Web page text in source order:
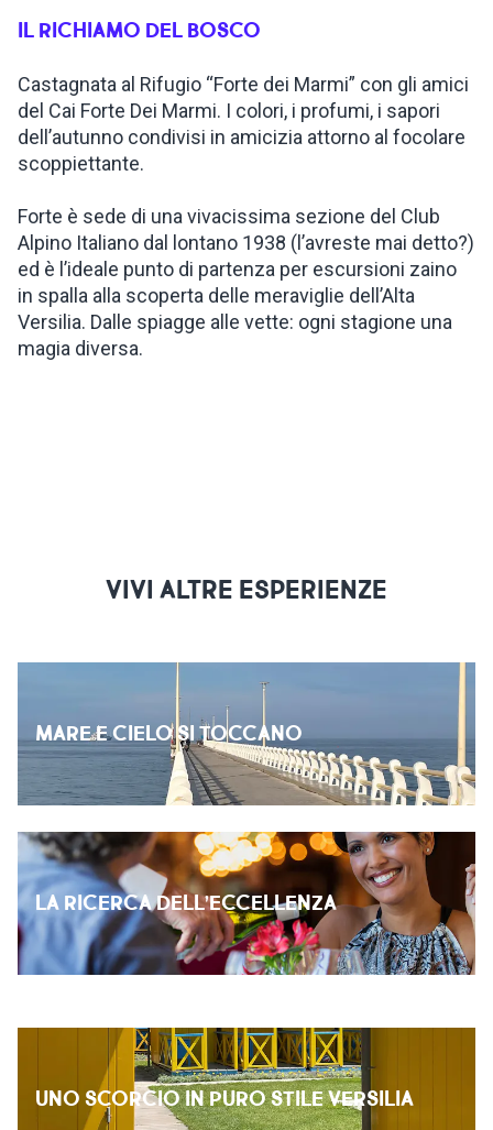
ISPIRAZIONI
WEBCAM
ENG
IL RICHIAMO DEL BOSCO
Castagnata al Rifugio “Forte dei Marmi” con gli amici
del Cai Forte Dei Marmi. I colori, i profumi, i sapori
dell’autunno condivisi in amicizia attorno al focolare
scoppiettante.
Forte è sede di una vivacissima sezione del Club
Alpino Italiano dal lontano 1938 (l’avreste mai detto?)
ed è l’ideale punto di partenza per escursioni zaino
in spalla alla scoperta delle meraviglie dell’Alta
Versilia. Dalle spiagge alle vette: ogni stagione una
magia diversa.
VIVI ALTRE ESPERIENZE
MARE E CIELO SI TOCCANO
LA RICERCA DELL’ECCELLENZA
UNO SCORCIO IN PURO STILE VERSILIA